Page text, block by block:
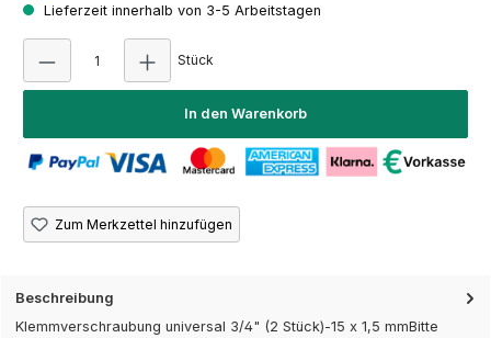
Lieferzeit innerhalb von 3-5 Arbeitstagen
Stück
In den Warenkorb
Zum Merkzettel hinzufügen
Beschreibung
Klemmverschraubung universal 3/4" (2 Stück)-15 x 1,5 mmBitte